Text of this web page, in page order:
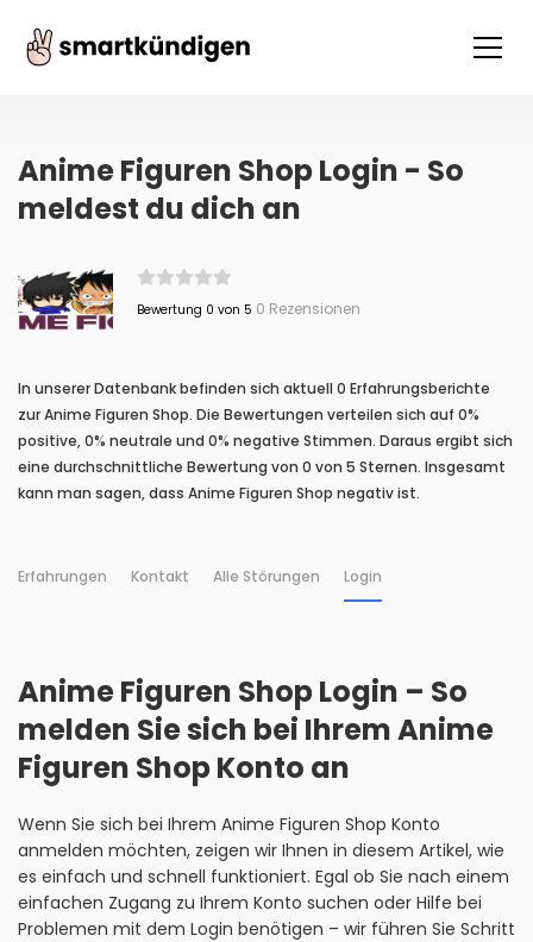
Anime Figuren Shop Login - So
meldest du dich an
Bewertung 0 von 5 0 Rezensionen
In unserer Datenbank befinden sich aktuell 0 Erfahrungsberichte
zur Anime Figuren Shop. Die Bewertungen verteilen sich auf 0%
positive, 0% neutrale und 0% negative Stimmen. Daraus ergibt sich
eine durchschnittliche Bewertung von 0 von 5 Sternen. Insgesamt
kann man sagen, dass Anime Figuren Shop negativ ist.
Erfahrungen Kontakt Alle Störungen Login
Anime Figuren Shop Login – So
melden Sie sich bei Ihrem Anime
Figuren Shop Konto an
Wenn Sie sich bei Ihrem Anime Figuren Shop Konto
anmelden möchten, zeigen wir Ihnen in diesem Artikel, wie
es einfach und schnell funktioniert. Egal ob Sie nach einem
einfachen Zugang zu Ihrem Konto suchen oder Hilfe bei
Problemen mit dem Login benötigen – wir führen Sie Schritt